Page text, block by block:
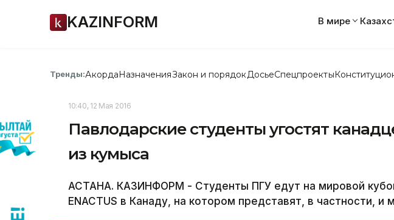
KAZINFORM В мире
Тренды:АкордаНазначенияЗакон и порядок ДосьеСпецпроекты
10:40, 12 Мая 2016
Павлодарские студенты угостят
из кумыса
АСТАНА. КАЗИНФОРМ - Студенты ПГУ едут на мировой
ENACTUS в Канаду, на котором представят, в частности,